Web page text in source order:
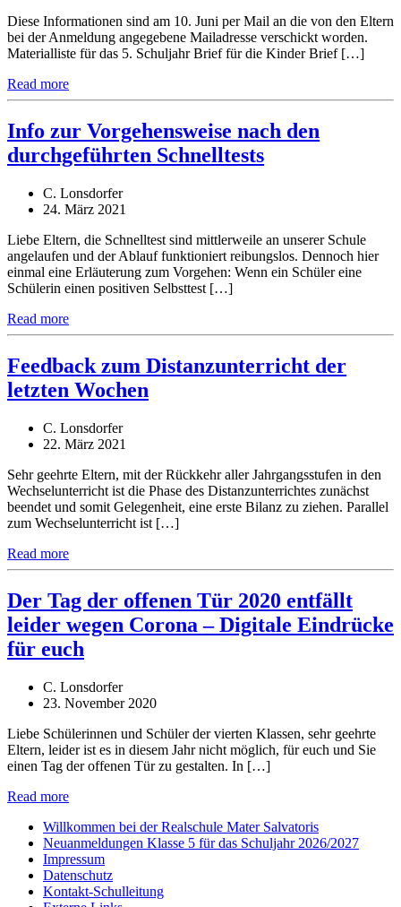
Diese Informationen sind am 10. Juni per Mail an die von den Eltern
bei der Anmeldung angegebene Mailadresse verschickt worden.
Materialliste für das 5. Schuljahr Brief für die Kinder Brief […]
Read more
Info zur Vorgehensweise nach den
durchgeführten Schnelltests
C. Lonsdorfer
24. März 2021
Liebe Eltern, die Schnelltest sind mittlerweile an unserer Schule
angelaufen und der Ablauf funktioniert reibungslos. Dennoch hier
einmal eine Erläuterung zum Vorgehen: Wenn ein Schüler eine
Schülerin einen positiven Selbsttest […]
Read more
Feedback zum Distanzunterricht der
letzten Wochen
C. Lonsdorfer
22. März 2021
Sehr geehrte Eltern, mit der Rückkehr aller Jahrgangsstufen in den
Wechselunterricht ist die Phase des Distanzunterrichtes zunächst
beendet und somit Gelegenheit, eine erste Bilanz zu ziehen. Parallel
zum Wechselunterricht ist […]
Read more
Der Tag der offenen Tür 2020 entfällt
leider wegen Corona – Digitale Eindrücke
für euch
C. Lonsdorfer
23. November 2020
Liebe Schülerinnen und Schüler der vierten Klassen, sehr geehrte
Eltern, leider ist es in diesem Jahr nicht möglich, für euch und Sie
einen Tag der offenen Tür zu gestalten. In […]
Read more
Willkommen bei der Realschule Mater Salvatoris
Neuanmeldungen Klasse 5 für das Schuljahr 2026/2027
Impressum
Datenschutz
Kontakt-Schulleitung